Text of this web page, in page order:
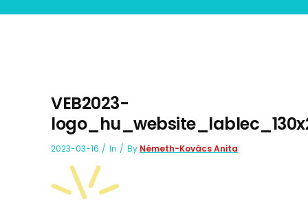
VEB2023-
2023-03-16 In By Németh-Kovács Anita